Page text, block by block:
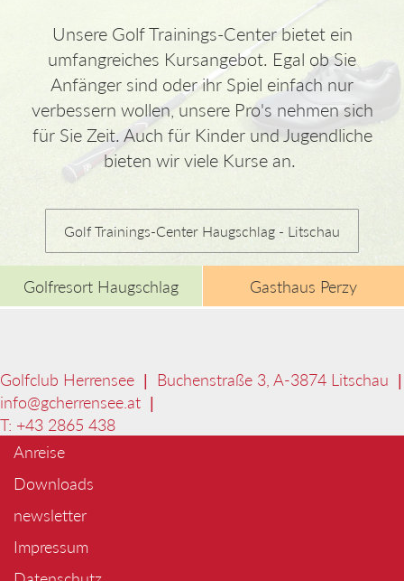
Unsere Golf Trainings-Center bietet ein
umfangreiches Kursangebot. Egal ob Sie
Anfänger sind oder ihr Spiel einfach nur
verbessern wollen, unsere Pro's nehmen sich
für Sie Zeit. Auch für Kinder und Jugendliche
bieten wir viele Kurse an.
Golf Trainings-Center Haugschlag - Litschau
Golfresort Haugschlag Gasthaus Perzy
Golfclub Herrensee | Buchenstraße 3, A-3874 Litschau |
info@gcherrensee.at |
T: +43 2865 438
Anreise
Downloads
newsletter
Impressum